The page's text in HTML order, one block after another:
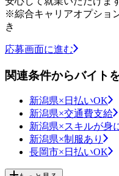
※綜合キャリアオプショ
き
応募画面に進む
関連条件からバイト
新潟県×日払いOK
新潟県×交通費支給
新潟県×スキルが身
新潟県×制服あり
長岡市×日払いOK